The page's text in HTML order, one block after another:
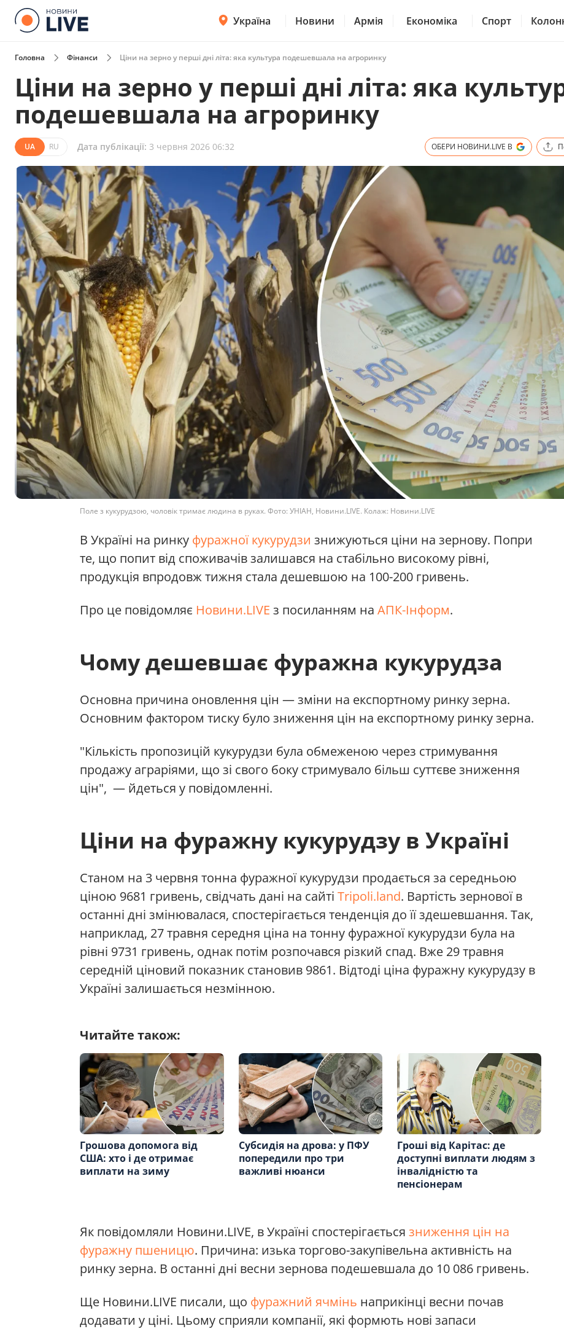
Україна Новини Армія Економіка Спорт
Головна Фінанси Ціни на зерно у перші дні літа: яка культура подешевшала на агроринку
Ціни на зерно у перші дні літа: яка
подешевшала на агроринку
UA RU Дата публікації: 3 червня 2026 06:32 ОБЕРИ НОВИНИ.LIVE В
Поле з кукурудзою, чоловік тримає людина в руках. Фото: УНІАН, Новини.LIVE. Колаж: Новини.LIVE
В Україні на ринку фуражної кукурудзи знижуються ціни на зернову. Попри
те, що попит від споживачів залишався на стабільно високому рівні,
продукція впродовж тижня стала дешевшою на 100-200 гривень.
Про це повідомляє Новини.LIVE з посиланням на АПК-Інформ.
Чому дешевшає фуражна кукурудза
Основна причина оновлення цін — зміни на експортному ринку зерна.
Основним фактором тиску було зниження цін на експортному ринку зерна.
"Кількість пропозицій кукурудзи була обмеженою через стримування
продажу аграріями, що зі свого боку стримувало більш суттєве зниження
цін", — йдеться у повідомленні.
Ціни на фуражну кукурудзу в Україні
Станом на 3 червня тонна фуражної кукурудзи продається за середньою
ціною 9681 гривень, свідчать дані на сайті Tripoli.land. Вартість зернової в
останні дні змінювалася, спостерігається тенденція до її здешевшання. Так,
наприклад, 27 травня середня ціна на тонну фуражної кукурудзи була на
рівні 9731 гривень, однак потім розпочався різкий спад. Вже 29 травня
середній ціновий показник становив 9861. Відтоді ціна фуражну кукурудзу в
Україні залишається незмінною.
Читайте також:
Грошова допомога від
США: хто і де отримає
виплати на зиму
Субсидія на дрова: у ПФУ
попередили про три
важливі нюанси
Гроші від Карітас: де
доступні виплати людям з
інвалідністю та
пенсіонерам
Як повідомляли Новини.LIVE, в Україні спостерігається зниження цін на
фуражну пшеницю. Причина: изька торгово-закупівельна активність на
ринку зерна. В останні дні весни зернова подешевшала до 10 086 гривень.
Ще Новини.LIVE писали, що фуражний ячмінь наприкінці весни почав
додавати у ціні. Цьому сприяли компанії, які формють нові запаси